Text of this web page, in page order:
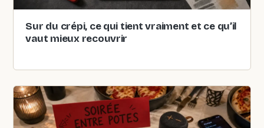
Sur du crépi, ce qui tient vraiment et ce qu’il
vaut mieux recouvrir